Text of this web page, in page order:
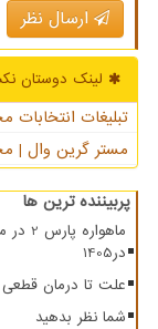
ارسال نظر
لینک دوستان
تبلیغات
مستر گرین وال |
پربیننده ترین ها
در1405
علت تا درمان
شما نظر بدهید